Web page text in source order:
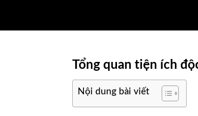
Tổng quan tiện ích
Nội dung bài viết